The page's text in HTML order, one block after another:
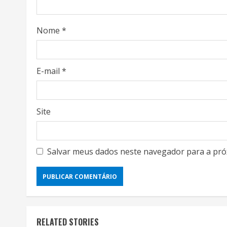
n
g
Nome *
E-mail *
Site
Salvar meus dados neste navegador para a
RELATED STORIES
Ambiente
Ambiente